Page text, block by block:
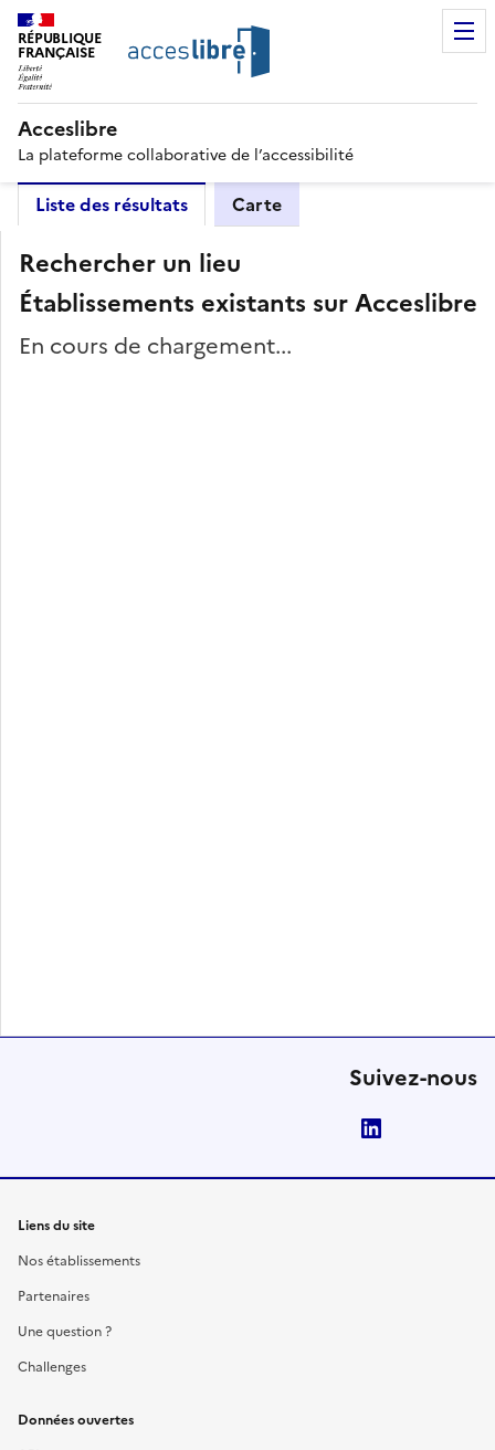
RÉPUBLIQUE
FRANÇAISE
Acceslibre
La plateforme collaborative de l’accessibilité
Liste des résultats Carte
Rechercher un lieu
Établissements existants sur Acceslibre
En cours de chargement...
Suivez-nous
Liens du site
Nos établissements
Partenaires
Une question ?
Challenges
Données ouvertes